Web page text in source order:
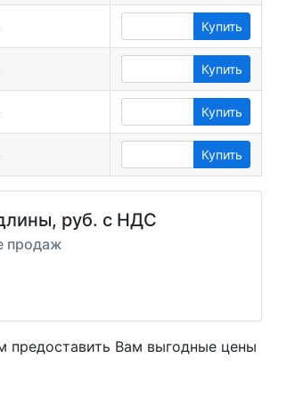
Купить
Купить
Купить
Купить
руб. с НДС
продаж
предоставить Вам выгодные цены